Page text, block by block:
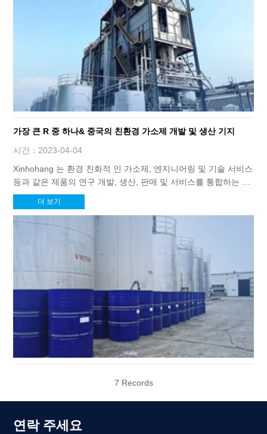
가장 큰 R 중 하나& 중국의 친환경 가소제 개발 및 생산 기지
시간：2023-04-04
Xinhohang 는 환경 친화적 인 가소제, 엔지니어링 및 기술 서비스
등과 같은 제품의 연구 개발, 생산, 판매 및 서비스를 통합하는 첨
단 기술 기업입니다.& 중국에 있는 환경 친화적 인 가소제를 위한
D 및 생산 기지.
더 보기
7 Records
연락 주세요